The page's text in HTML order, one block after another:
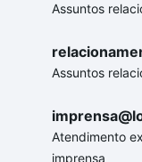
Assuntos
Assuntos
Atendimento
imprensa